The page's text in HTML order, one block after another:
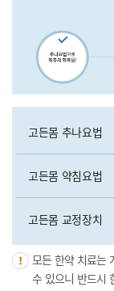
고든몸 추나요법
고든몸 약침요법
고든몸 교정장치
모든 한약 치료는
수 있으니 반드시